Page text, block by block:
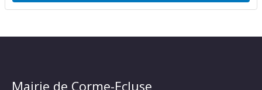
Mairie de Corme-Ecluse